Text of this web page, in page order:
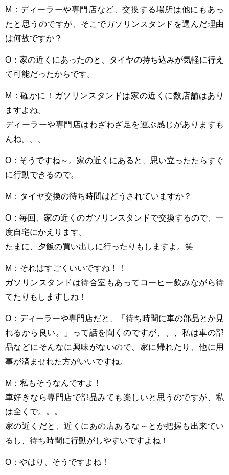
M：ディーラーや専門店など、交換する場所は他にもあっ
たと思うのですが、そこでガソリンスタンドを選んだ理由
は何故ですか？
O：家の近くにあったのと、タイヤの持ち込みが気軽に行え
て可能だったからです。
M：確かに！ガソリンスタンドは家の近くに数店舗はあり
ますよね。
ディーラーや専門店はわざわざ足を運ぶ感じがありますも
んね。。。
O：そうですね～。家の近くにあると、思い立ったたらすぐ
に行動できるので。
M：タイヤ交換の待ち時間はどうされていますか？
O：毎回、家の近くのガソリンスタンドで交換するので、一
度自宅にかえります。
たまに、夕飯の買い出しに行ったりもしますよ。笑
M：それはすごくいいですね！！
ガソリンスタンドは待合室もあってコーヒー飲みながら待
てたりもしますしね！
O：ディーラーや専門店だと、「待ち時間に車の部品とか見
れるから良い。」って話を聞くのですが、、、私は車の部
品などにそんなに興味がないので、家に帰れたり、他に用
事が済ませれた方がいいですね。
M：私もそうなんですよ！
車好きなら専門店で部品みても楽しいと思うのですが、私
は全くで。。。
家の近くだと、近くにあの店あるな～とか把握も出来てい
るし、待ち時間に行動がしやすいですよね！
O：やはり、そうですよね！